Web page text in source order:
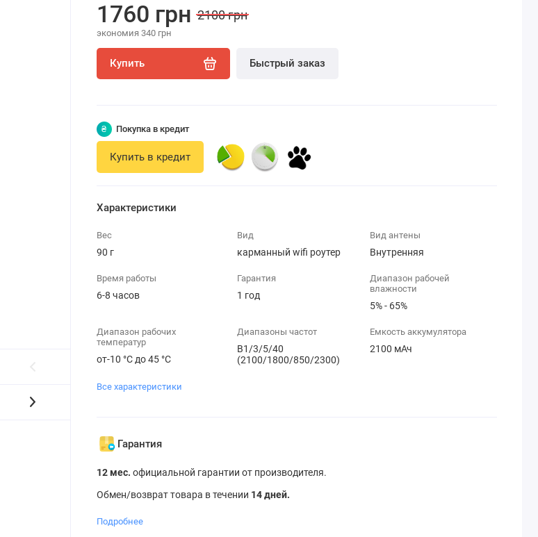
1760 грн 2100 грн
экономия 340 грн
Купить Быстрый заказ
₴ Покупка в кредит
Купить в кредит
Характеристики
Вес
90 г
Вид
карманный wifi роутер
Вид антены
Внутренняя
Время работы
6-8 часов
Гарантия
1 год
Диапазон рабочей
влажности
5% - 65%
Диапазон рабочих
температур
от-10 °C до 45 °C
Диапазоны частот
B1/3/5/40
(2100/1800/850/2300)
Емкость аккумулятора
2100 мАч
Все характеристики
Гарантия
12 мес. официальной гарантии от производителя.
Обмен/возврат товара в течении 14 дней.
Подробнее